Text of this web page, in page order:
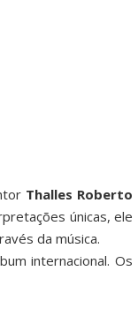
Thalles Roberto
únicas, ele
da música.
internacional. Os